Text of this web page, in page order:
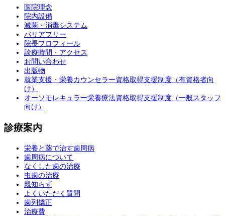
医院理念
院内設備
滅菌・消毒システム
バリアフリー
院長プロフィール
診療時間・アクセス
お問い合わせ
出版物
就業支援・栄養カウンセラー資格取得支援制度（有資格者向
け）
オーソモレキュラー栄養療法資格取得支援制度（一般スタッフ
向け）
診療案内
栄養と薬で治す歯周病
歯周病について
なくした歯の治療
虫歯の治療
親知らず
よくいただく質問
歯列矯正
治療費